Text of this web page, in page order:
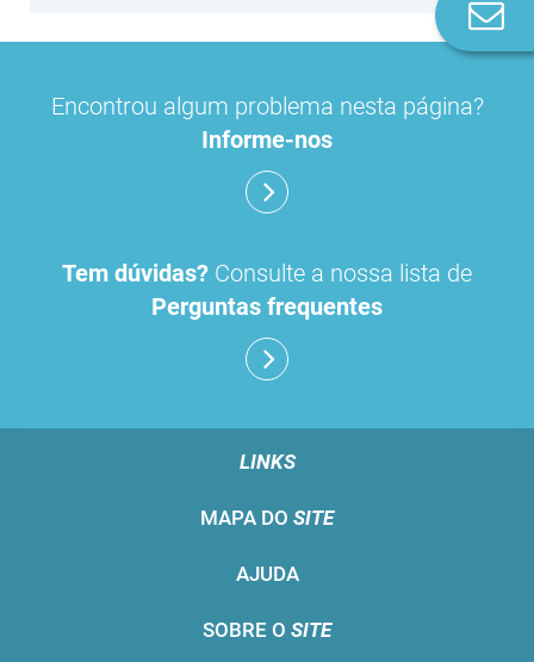
Encontrou algum problema nesta página?
Informe-nos
Tem dúvidas? Consulte a nossa lista de
Perguntas frequentes
LINKS
MAPA DO SITE
AJUDA
SOBRE O SITE